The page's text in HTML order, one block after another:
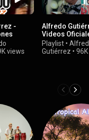
-
views
Alfredo
Videos
Playlist •
Gutiérrez •